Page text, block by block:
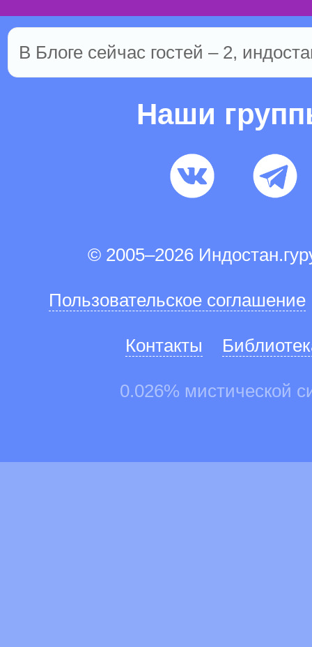
В Блоге сейчас гостей – 2,
Наши
© 2005–2026
Пользовательское соглашение
Контакты
0.026% мистической